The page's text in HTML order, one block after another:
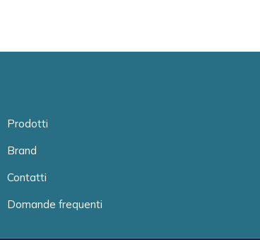
Prodotti
Brand
Contatti
Domande frequenti